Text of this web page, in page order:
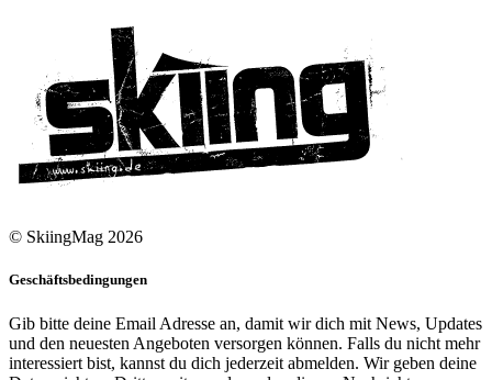
© SkiingMag 2026
Geschäftsbedingungen
Gib bitte deine Email Adresse an, damit wir dich mit News, Updates
und den neuesten Angeboten versorgen können. Falls du nicht mehr
interessiert bist, kannst du dich jederzeit abmelden. Wir geben deine